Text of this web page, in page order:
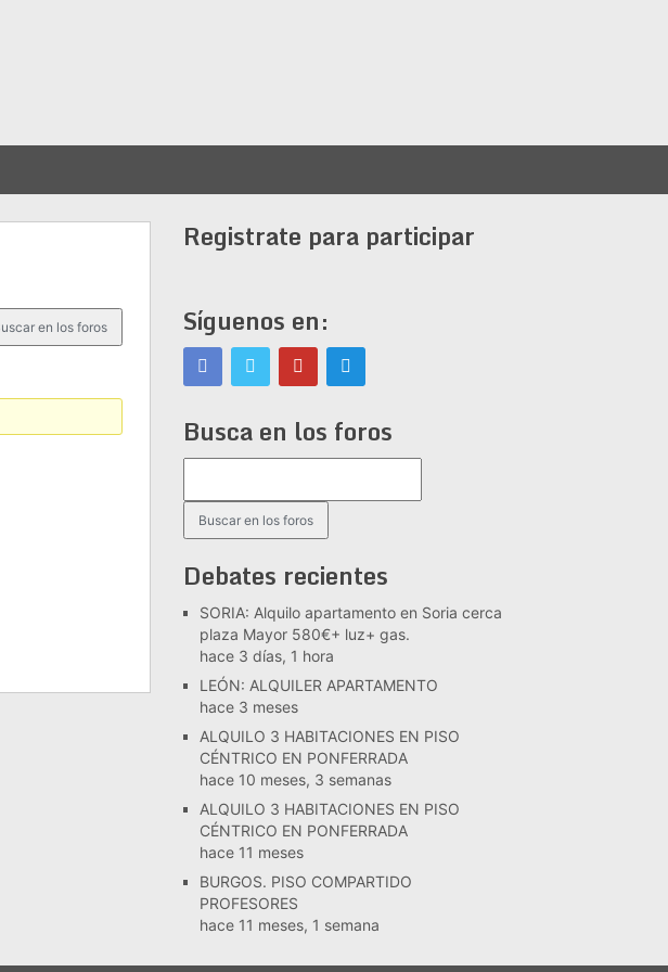
Registrate para participar
Síguenos en:
Busca en los foros
Debates recientes
SORIA: Alquilo apartamento en Soria cerca
plaza Mayor 580€+ luz+ gas.
hace 3 días, 1 hora
LEÓN: ALQUILER APARTAMENTO
hace 3 meses
ALQUILO 3 HABITACIONES EN PISO
CÉNTRICO EN PONFERRADA
hace 10 meses, 3 semanas
ALQUILO 3 HABITACIONES EN PISO
CÉNTRICO EN PONFERRADA
hace 11 meses
BURGOS. PISO COMPARTIDO
PROFESORES
hace 11 meses, 1 semana